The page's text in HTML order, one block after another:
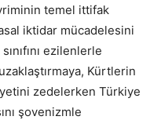
temel ittifak
iktidar mücadelesini
ezilenlerle
Kürtlerin
zedelerken Türkiye
şovenizmle